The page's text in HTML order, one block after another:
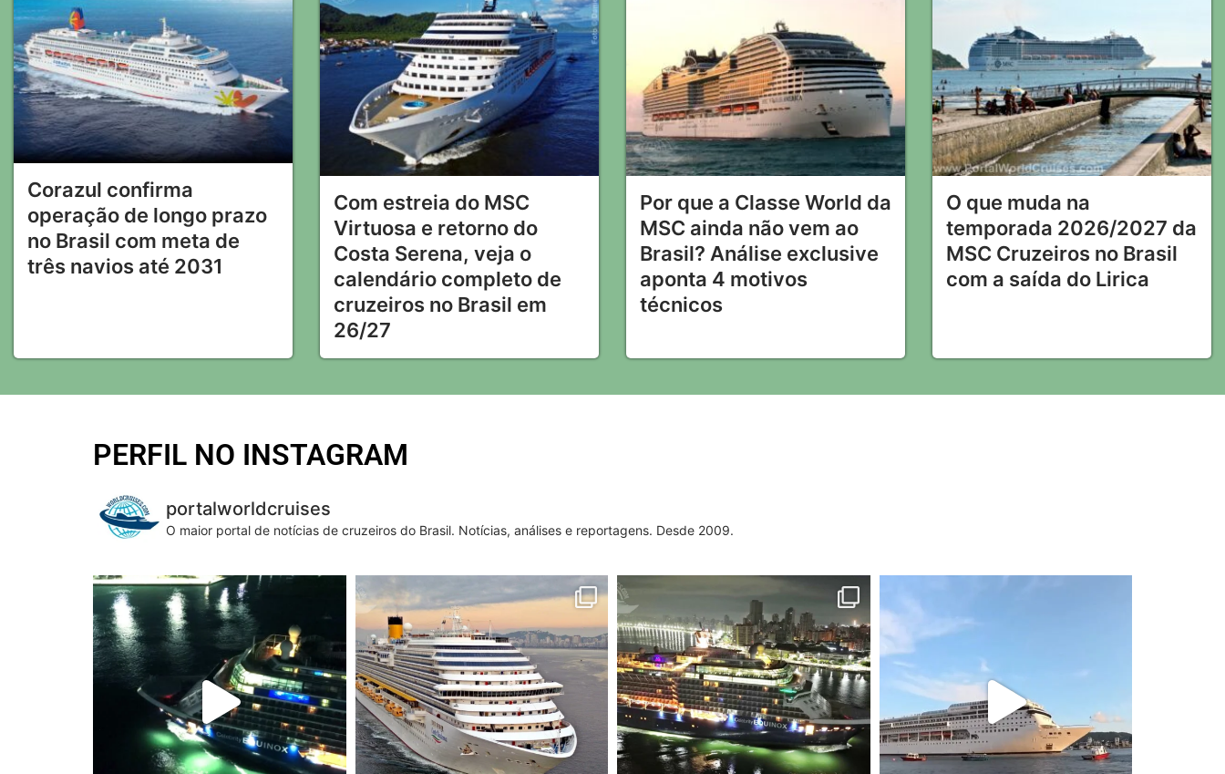
Corazul confirma
operação de longo prazo
no Brasil com meta de
três navios até 2031
Com estreia do MSC
Virtuosa e retorno do
Costa Serena, veja o
calendário completo de
cruzeiros no Brasil em
26/27
Por que a Classe World da
MSC ainda não vem ao
Brasil? Análise exclusive
aponta 4 motivos
técnicos
O que muda na
temporada 2026/2027 da
MSC Cruzeiros no Brasil
com a saída do Lirica
PERFIL NO INSTAGRAM
portalworldcruises
O maior portal de notícias de cruzeiros do Brasil. Notícias, análises e reportagens. Desde 2009.